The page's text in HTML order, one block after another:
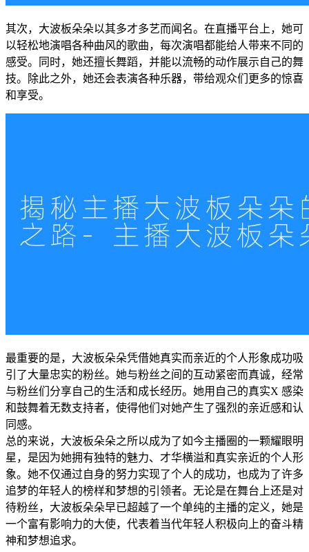
其次，大波板朵朵以其多才多艺而闻名。在直播平台上，她可
以轻松地演唱各种曲风的歌曲，每次演唱都能给人带来不同的
感受。同时，她还擅长舞蹈，并能以流畅的动作展示自己的舞
技。除此之外，她还会表演各种乐器，带给观众们更多的惊喜
和享受。
最重要的是，大波板朵朵凭借她真实而亲近的个人形象成功吸
引了大量忠实的粉丝。她与粉丝之间的互动紧密而真诚，经常
与粉丝们分享自己的生活和成长经历。她用自己的真实X 感染
和鼓舞着无数支持者，使得他们对她产生了强烈的亲近感和认
同感。
总的来说，大波板朵朵之所以成为了如今主播圈的一颗耀眼明
星，是因为她拥有独特的魅力、才华横溢和真实亲近的个人形
象。她不仅通过自身的努力实现了个人的成功，也成为了许多
追梦的年轻人的榜样和梦想的引领者。无论是在舞台上还是对
待粉丝，大波板朵朵早已超越了一个单纯的主播的定义，她是
一个富有影响力的大使，代表着当代年轻人积极向上的奋斗精
神和梦想追求。